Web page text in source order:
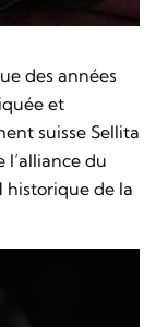
des années
et
suisse Sellita
l’alliance du
historique de la